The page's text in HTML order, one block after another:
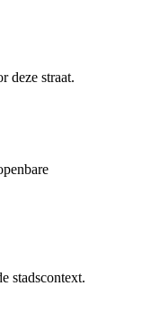
deze straat.
stadscontext.